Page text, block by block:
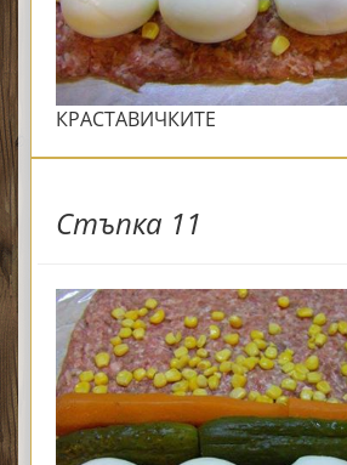
КРАСТАВИЧКИТЕ
Стъпка 11